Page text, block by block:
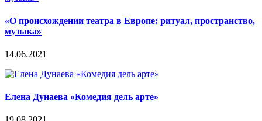
«О происхождении театра в Европе: ритуал, пространство,
музыка»
14.06.2021
Елена Дунаева «Комедия дель арте»